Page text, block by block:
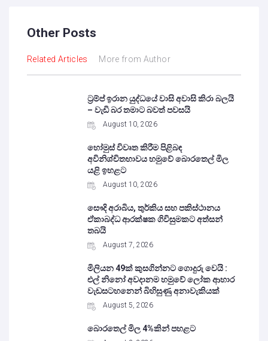
Other Posts
Related Articles More from Author
ට්‍රම්ප් ඉරාන යුද්ධයේ වාසි අවාසි කිරා බලයි
– වැඩි බර තමාට බවත් පවසයි
August 10, 2026
හෝමුස් විවෘත කිරීම පිළිබඳ
අවිනිශ්චිතභාවය හමුවේ බොරතෙල් මිල
යළි ඉහළට
August 10, 2026
සෞදි අරාබිය, තුර්කිය සහ පකිස්ථානය
ඒකාබද්ධ ආරක්ෂක ගිවිසුමකට අත්සන්
තබයි
August 7, 2026
මිලියන 49ක් කුසගින්නට ගොදුරු වෙයි :
එල් නිනෝ අවදානම හමුවේ ලෝක ආහාර
වැඩසටහනෙන් බිහිසුණු අනාවැකියක්
August 5, 2026
බොරතෙල් මිල 4%කින් පහළට